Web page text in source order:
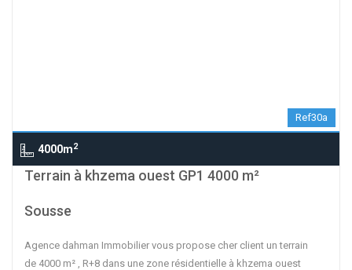
Ref30a
4000m2
contributors
Terrain à khzema ouest GP1 4000 m²
Sousse
Agence dahman Immobilier vous propose cher client un terrain
de 4000 m² , R+8 dans une zone résidentielle à khzema ouest